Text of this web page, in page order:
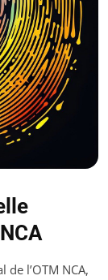
l’OTM NCA,